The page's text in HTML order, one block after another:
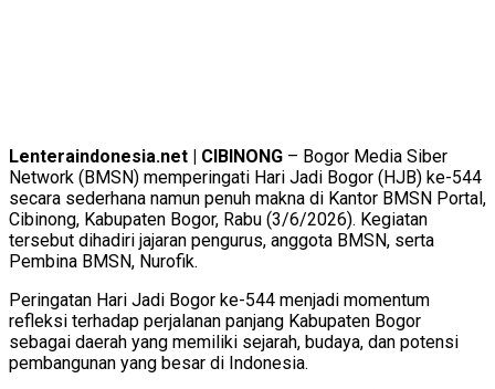
Lenteraindonesia.net | CIBINONG – Bogor Media Siber
Network (BMSN) memperingati Hari Jadi Bogor (HJB) ke-544
secara sederhana namun penuh makna di Kantor BMSN Portal,
Cibinong, Kabupaten Bogor, Rabu (3/6/2026). Kegiatan
tersebut dihadiri jajaran pengurus, anggota BMSN, serta
Pembina BMSN, Nurofik.
Peringatan Hari Jadi Bogor ke-544 menjadi momentum
refleksi terhadap perjalanan panjang Kabupaten Bogor
sebagai daerah yang memiliki sejarah, budaya, dan potensi
pembangunan yang besar di Indonesia.